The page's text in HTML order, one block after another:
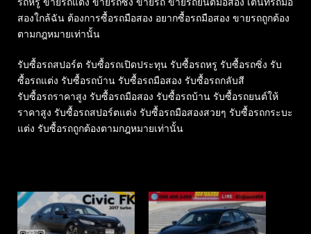
สองใกล้ฉัน ต้องการซื้อรถมือสอง อยากซื้อรถมือสอง ขายรถถูกต้อง
ตามกฎหมายเท่านั้น
รับซื้อรถสปอร์ต รับซื้อรถเปิดประทุน รับซื้อรถหรู รับซื้อรถซิ่ง รับ
ซื้อรถแต่ง รับซื้อรถบ้าน รับซื้อรถมือสอง รับซื้อรถกลับสี
รับซื้อรถราคาสูง รับซื้อรถมือสอง รับซื้อรถบ้าน รับซื้อรถยนต์ให้
ราคาสูง รับซื้อรถสปอร์ตแต่ง รับซื้อรถมือสองสวยๆ รับซื้อรถกระบะ
แต่ง รับซื้อรถถูกต้องตามกฎหมายเท่านั้น